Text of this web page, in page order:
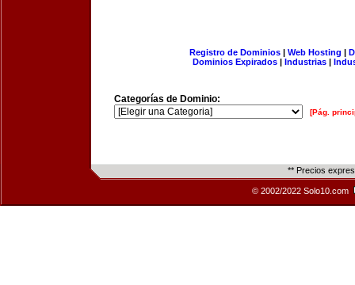
Registro de Dominios| Web Hosting |
Dominios Expirados | Industrias |
Categorías de Dominio:
[Pág.
** Precios
© 2002/2022 Solo10.com